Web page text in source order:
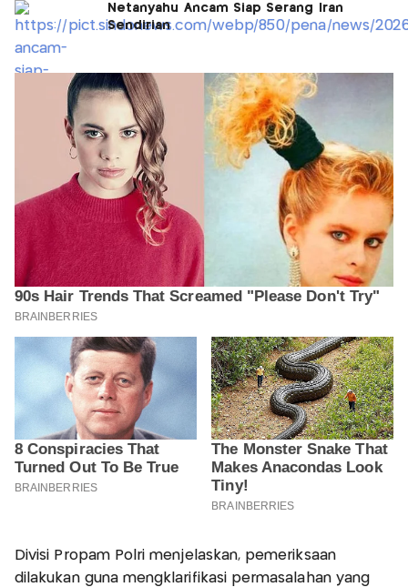
Netanyahu Ancam Siap Serang Iran
Sendirian
Divisi Propam Polri menjelaskan, pemeriksaan
dilakukan guna mengklarifikasi permasalahan yang